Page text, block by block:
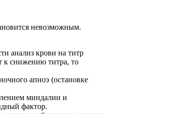
невозможным.
анализ крови на титр
к снижению титра, то
апноэ (остановке
миндалин и
фактор.